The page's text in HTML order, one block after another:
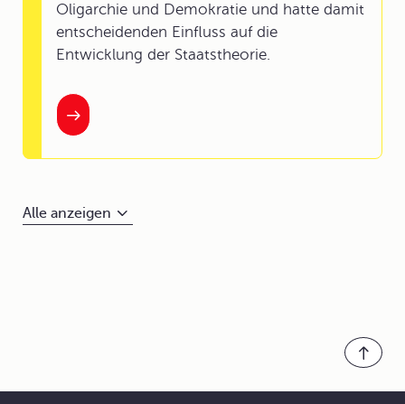
Oligarchie und Demokratie und hatte damit
entscheidenden Einfluss auf die
Entwicklung der Staatstheorie.
Alle anzeigen